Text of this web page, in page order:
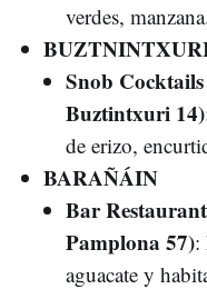
verdes,
Snob
Buztintxuri 14)
de erizo,
BARAÑÁIN
Bar
Pamplona 57):
aguacate y